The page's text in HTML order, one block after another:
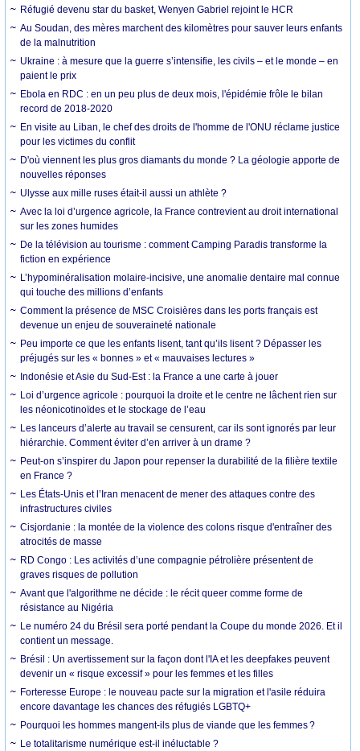
Réfugié devenu star du basket, Wenyen Gabriel rejoint le HCR
Au Soudan, des mères marchent des kilomètres pour sauver leurs enfants
de la malnutrition
Ukraine : à mesure que la guerre s’intensifie, les civils – et le monde – en
paient le prix
Ebola en RDC : en un peu plus de deux mois, l'épidémie frôle le bilan
record de 2018-2020
En visite au Liban, le chef des droits de l'homme de l'ONU réclame justice
pour les victimes du conflit
D'où viennent les plus gros diamants du monde ? La géologie apporte de
nouvelles réponses
Ulysse aux mille ruses était-il aussi un athlète ?
Avec la loi d’urgence agricole, la France contrevient au droit international
sur les zones humides
De la télévision au tourisme : comment Camping Paradis transforme la
fiction en expérience
L’hypominéralisation molaire-incisive, une anomalie dentaire mal connue
qui touche des millions d’enfants
Comment la présence de MSC Croisières dans les ports français est
devenue un enjeu de souveraineté nationale
Peu importe ce que les enfants lisent, tant qu’ils lisent ? Dépasser les
préjugés sur les « bonnes » et « mauvaises lectures »
Indonésie et Asie du Sud-Est : la France a une carte à jouer
Loi d’urgence agricole : pourquoi la droite et le centre ne lâchent rien sur
les néonicotinoïdes et le stockage de l’eau
Les lanceurs d’alerte au travail se censurent, car ils sont ignorés par leur
hiérarchie. Comment éviter d’en arriver à un drame ?
Peut-on s’inspirer du Japon pour repenser la durabilité de la filière textile
en France ?
Les États-Unis et l’Iran menacent de mener des attaques contre des
infrastructures civiles
Cisjordanie : la montée de la violence des colons risque d'entraîner des
atrocités de masse
RD Congo : Les activités d’une compagnie pétrolière présentent de
graves risques de pollution
Avant que l'algorithme ne décide : le récit queer comme forme de
résistance au Nigéria
Le numéro 24 du Brésil sera porté pendant la Coupe du monde 2026. Et il
contient un message.
Brésil : Un avertissement sur la façon dont l'IA et les deepfakes peuvent
devenir un « risque excessif » pour les femmes et les filles
Forteresse Europe : le nouveau pacte sur la migration et l'asile réduira
encore davantage les chances des réfugiés LGBTQ+
Pourquoi les hommes mangent-ils plus de viande que les femmes ?
Le totalitarisme numérique est-il inéluctable ?